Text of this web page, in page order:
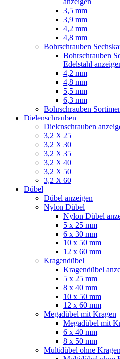
3,5 mm
3,9 mm
4,2 mm
4,8 mm
Bohrschrauben
Bohrschrauben
Edelstahl
4,2 mm
4,8 mm
5,5 mm
6,3 mm
Bohrschrauben
Dielenschrauben
Dielenschrauben
3,2 X 25
3,2 X 30
3,2 X 35
3,2 X 40
3,2 X 50
3,2 X 60
Dübel
Dübel anzeigen
Nylon Dübel
Nylon Dübel
5 x 25 mm
6 x 30 mm
10 x 50 mm
12 x 60 mm
Kragendübel
Kragendübel
5 x 25 mm
8 x 40 mm
10 x 50 mm
12 x 60 mm
Megadübel mit Kragen
Megadübel mit
6 x 40 mm
8 x 50 mm
Multidübel ohne Kragen